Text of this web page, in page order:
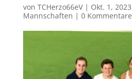
von TCHerzo66eV| Okt. 1, 2023
Mannschaften | 0 Kommentare